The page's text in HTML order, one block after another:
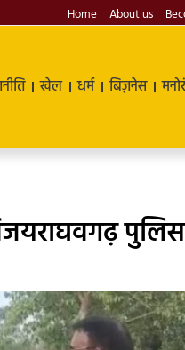
Home About us
खेल धर्म बिज़नेस